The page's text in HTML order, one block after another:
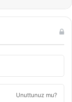
Unuttunuz mu?